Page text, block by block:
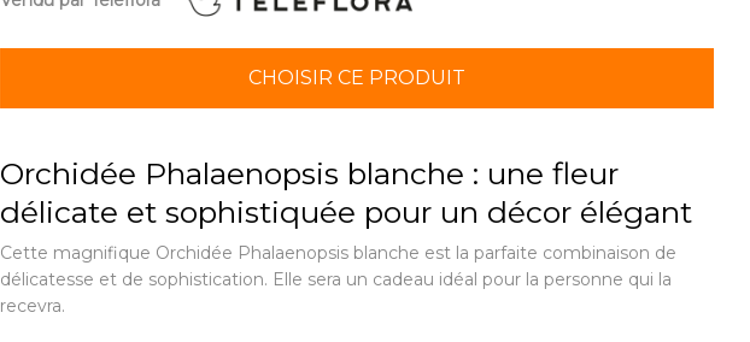
CHOISIR CE PRODUIT
Orchidée Phalaenopsis blanche : une fleur
délicate et sophistiquée pour un décor élégant
Cette magnifique Orchidée Phalaenopsis blanche est la parfaite combinaison de
délicatesse et de sophistication. Elle sera un cadeau idéal pour la personne qui la
recevra.